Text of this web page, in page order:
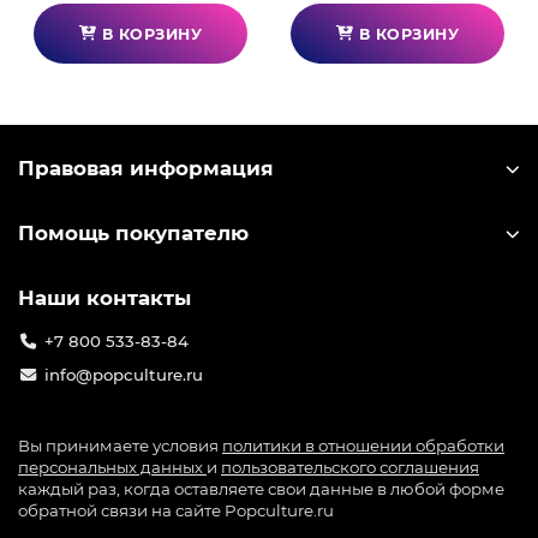
В КОРЗИНУ В КОРЗИНУ
Правовая информация
Помощь покупателю
Наши контакты
+7 800 533-83-84
info@popculture.ru
Вы принимаете условия политики в отношении обработки
персональных данных и пользовательского соглашения
каждый раз, когда оставляете свои данные в любой форме
обратной связи на сайте Popculture.ru